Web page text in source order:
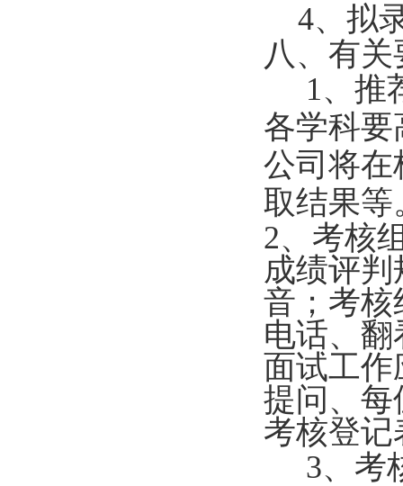
4、拟
八、有关
1、推
各学科
公司将在
取结果等
2、 考核
成绩评
音 ；考
电话、
面试工
提问、每
考核登
3、考